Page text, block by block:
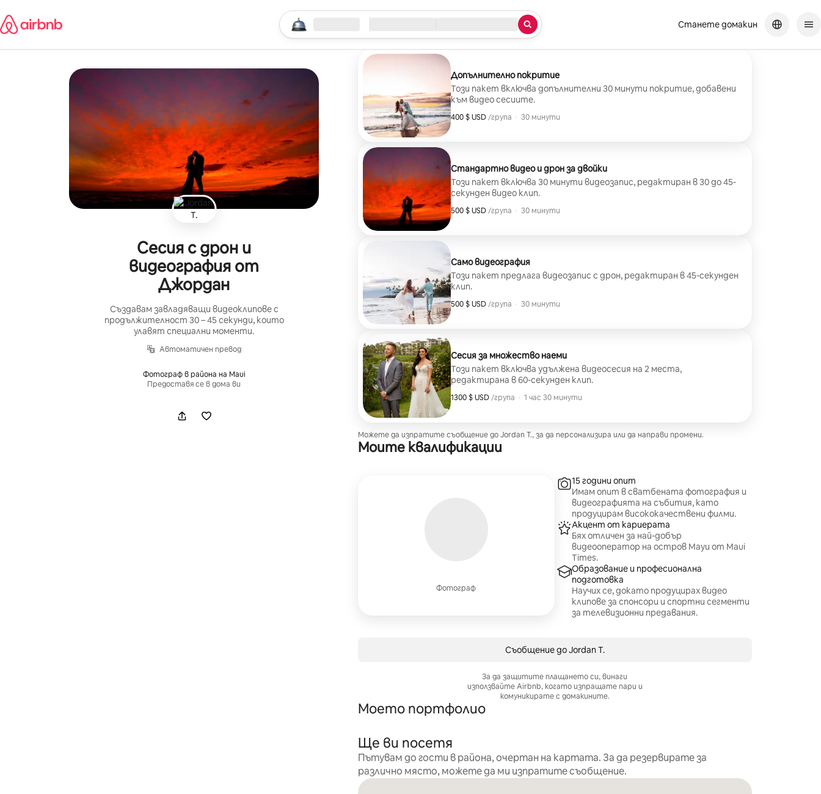
към
съдържанието
Започнете търсенето си
Местоположение Настаняване/Освобождаване Станете домакин
Сесия с дрон и
видеография от
Джордан
Създавам завладяващи видеоклипове с
продължителност 30 – 45 секунди, които
улавят специални моменти.
Автоматичен превод
Фотограф в района на Maui
Предоставя се в дома ви
Допълнително покритие
Този пакет включва допълнителни 30 минути покритие, добавени
към видео сесиите.
400 $ USD /група
400 $ USD за група
, · 30 минути
Стандартно видео и дрон за двойки
Този пакет включва 30 минути видеозапис, редактиран в 30 до 45-
секунден видео клип.
500 $ USD /група
500 $ USD за група
, · 30 минути
Само видеография
Този пакет предлага видеозапис с дрон, редактиран в 45-секунден
клип.
500 $ USD /група
500 $ USD за група
, · 30 минути
Сесия за множество наеми
Този пакет включва удължена видеосесия на 2 места,
редактирана в 60-секунден клип.
1300 $ USD /група
1300 $ USD за група
, · 1 час 30 минути
Можете да изпратите съобщение до ⁨Jordan T.⁩, за да персонализира или да направи промени.
Моите квалификации
Фотограф
15 години опит
Имам опит в сватбената фотография и
видеографията на събития, като
продуцирам висококачествени филми.
Акцент от кариерата
Бях отличен за най-добър
видеооператор на остров Мауи от Maui
Times.
Образование и професионална
подготовка
Научих се, докато продуцирах видео
клипове за спонсори и спортни сегменти
за телевизионни предавания.
Съобщение до ⁨Jordan T.⁩
За да защитите плащането си, винаги
използвайте Airbnb, когато изпращате пари и
комуникирате с домакините.
Моето портфолио
Ще ви посетя
Пътувам до гости в района, очертан на картата. За да резервирате за
различно място, можете да ми изпратите съобщение.